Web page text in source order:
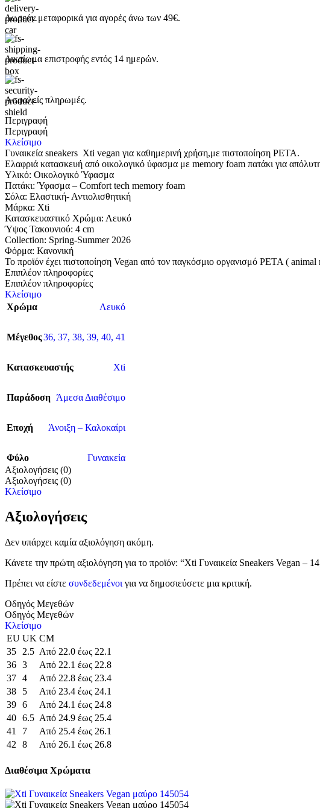
Δωρεάν μεταφορικά για αγορές άνω των 49€.
Δικαίωμα επιστροφής εντός 14 ημερών.
Ασφαλείς πληρωμές.
Περιγραφή
Περιγραφή
Κλείσιμο
Γυναικεία sneakers Xti vegan για καθημερινή χρήση,με πιστοποίηση PETA.
Ελαφριά κατασκευή από οικολογικό ύφασμα με memory foam πατάκι για
Υλικό: Οικολογικό Ύφασμα
Πατάκι: Ύφασμα – Comfort tech memory foam
Σόλα: Eλαστική- Αντιολισθητική
Μάρκα: Xti
Κατασκευαστικό Χρώμα: Λευκό
Ύψος Τακουνιού: 4 cm
Collection: Spring-Summer 2026
Φόρμα: Κανονική
Το προϊόν έχει πιστοποίηση Vegan από τον παγκόσμιο οργανισμό PETA (
Επιπλέον πληροφορίες
Επιπλέον πληροφορίες
Κλείσιμο
Χρώμα
Λευκό
Μέγεθος36, 37, 38, 39, 40, 41
Κατασκευαστής Xti
Παράδοση Άμεσα Διαθέσιμο
Εποχή Άνοιξη – Καλοκαίρι
Φύλο
Γυναικεία
Αξιολογήσεις (0)
Αξιολογήσεις (0)
Κλείσιμο
Αξιολογήσεις
Δεν υπάρχει καμία αξιολόγηση ακόμη.
Κάνετε την πρώτη αξιολόγηση για το προϊόν: “Xti Γυναικεία Sneakers Vegan –
Πρέπει να είστε συνδεδεμένοι για να δημοσιεύσετε μια κριτική.
Οδηγός Μεγεθών
Οδηγός Μεγεθών
Κλείσιμο
EU UK CM
35
2.5 Από 22.0 έως 22.1
36 3
Από 22.1 έως 22.8
37 4
Από 22.8 έως 23.4
38
5
Από 23.4 έως 24.1
39 6
Από 24.1 έως 24.8
40 6.5 Από 24.9 έως 25.4
41
7
Από 25.4 έως 26.1
42
8 Από 26.1 έως 26.8
Διαθέσιμα Χρώματα